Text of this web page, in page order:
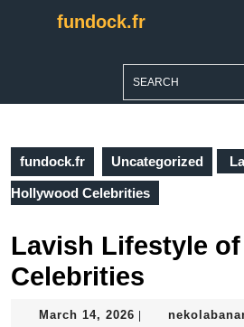
fundock.fr
fundock.fr Uncategorized
Hollywood Celebrities
Lavish Lifestyle
Celebrities
March 14, 2026 March